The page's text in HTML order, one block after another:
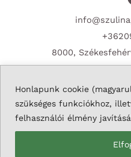
Honlapunk cookie
szükséges funkciókhoz,
felhasználói élmény
8000,
Copyright © 2026